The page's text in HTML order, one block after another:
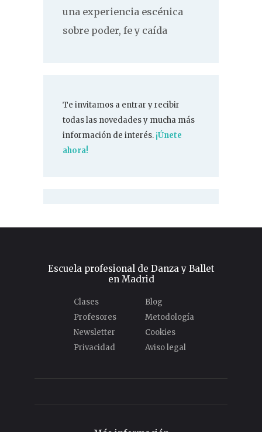
una experiencia escénica
sobre poder, fe y caída
Te invitamos a entrar y recibir
todas las novedades y mucha más
información de interés. ¡Únete
ahora!
Escuela profesional de Danza y Ballet
en Madrid
Clases
Blog
Profesores
Metodología
Newsletter
Cookies
Privacidad
Aviso legal